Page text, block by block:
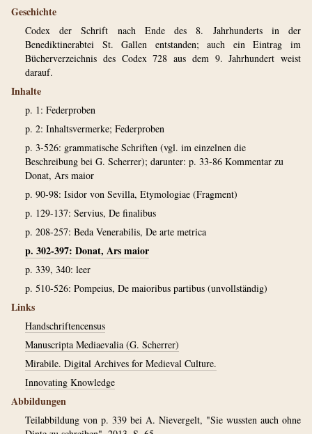
Geschichte
Codex der Schrift nach Ende des 8. Jahrhunderts in der
Benediktinerabtei St. Gallen entstanden; auch ein Eintrag im
Bücherverzeichnis des Codex 728 aus dem 9. Jahrhundert weist
darauf.
Inhalte
p. 1: Federproben
p. 2: Inhaltsvermerke; Federproben
p. 3-526: grammatische Schriften (vgl. im einzelnen die
Beschreibung bei G. Scherrer); darunter: p. 33-86 Kommentar zu
Donat, Ars maior
p. 90-98: Isidor von Sevilla, Etymologiae (Fragment)
p. 129-137: Servius, De finalibus
p. 208-257: Beda Venerabilis, De arte metrica
p. 302-397: Donat, Ars maior
p. 339, 340: leer
p. 510-526: Pompeius, De maioribus partibus (unvollständig)
Links
Handschriftencensus
Manuscripta Mediaevalia (G. Scherrer)
Mirabile. Digital Archives for Medieval Culture.
Innovating Knowledge
Abbildungen
Teilabbildung von p. 339 bei A. Nievergelt, "Sie wussten auch ohne